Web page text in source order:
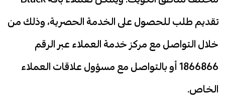
تقديم طلب للحصول على الخدمة الحصرية، وذلك من
خلال التواصل مع مركز خدمة العملاء عبر الرقم
1866866 أو بالتواصل مع مسؤول علاقات العملاء
الخاص.